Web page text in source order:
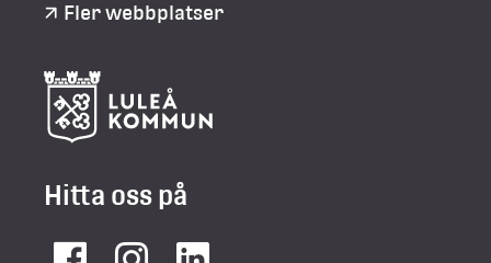
Fler webbplatser
Hitta oss på